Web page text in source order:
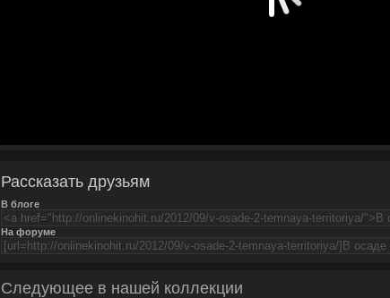
Рассказать друзьям
В блоге
На форуме
Следующее в нашей коллекции